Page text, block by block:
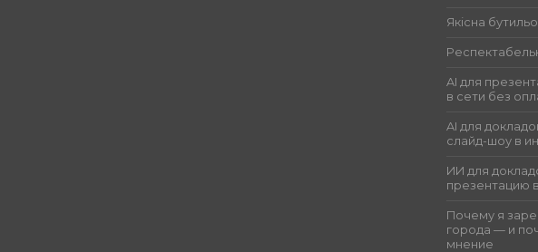
Якісна
AI для
в сети без
AI для
слайд-шоу в
ИИ для
презентацию
Почему я
города — и
мнение